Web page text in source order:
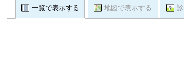
一覧で表示する 地図で表示する